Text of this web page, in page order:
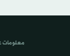
معلومات